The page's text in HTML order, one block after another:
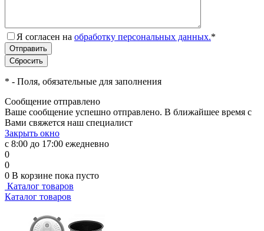
Я согласен на обработку персональных данных.*
* - Поля, обязательные для заполнения
Сообщение отправлено
Ваше сообщение успешно отправлено. В ближайшее время с
Вами свяжется наш специалист
Закрыть окно
с 8:00 до 17:00 ежедневно
0
0
0 В корзине пока пусто
Каталог товаров
Каталог товаров